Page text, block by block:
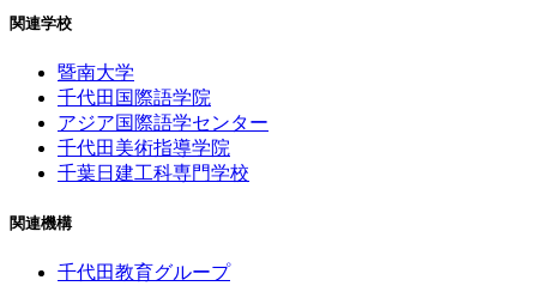
関連学校
暨南大学
千代田国際語学院
アジア国際語学センター
千代田美術指導学院
千葉日建工科専門学校
関連機構
千代田教育グループ